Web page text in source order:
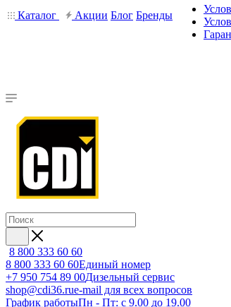
Каталог Акции Блог Бренды
8 800 333 60 60
8 800 333 60 60Единый номер
+7 950 754 89 00Дизельный сервис
shop@cdi36.rue-mail для всех вопросов
График работыПн - Пт: с 9.00 до 19.00